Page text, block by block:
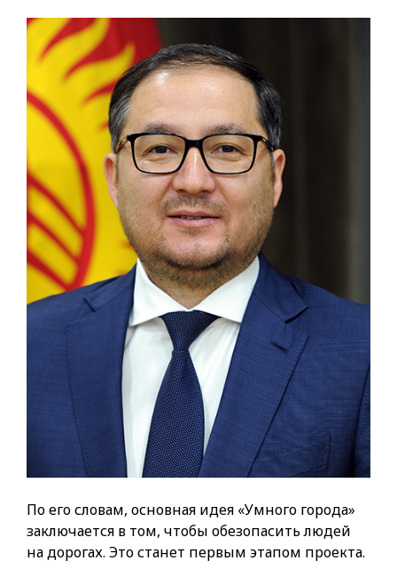
По его словам, основная идея «Умного города»
заключается в том, чтобы обезопасить людей
на дорогах. Это станет первым этапом проекта.